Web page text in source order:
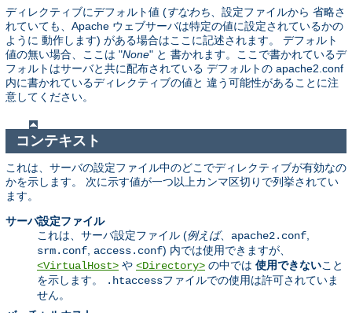
ディレクティブにデフォルト値 (すなわち 、設定ファイルから 省略さ
れていても、Apache ウェブサーバは特定の値に設定されているかの
ように 動作します) がある場合はここに記述されます。 デフォルト
値の無い場合、ここは "None" と 書かれます。ここで書かれているデ
フォルトはサーバと共に配布されている デフォルトの apache2.conf
内に書かれているディレクティブの値と 違う可能性があることに注
意してください。
コンテキスト
これは、サーバの設定ファイル中のどこでディレクティブが有効なの
かを示します。 次に示す値が一つ以上カンマ区切りで列挙されてい
ます。
サーバ設定ファイル
これは、サーバ設定ファイル (例えば、 apache2.conf
srm.conf access.conf) 内では使用できますが、
<VirtualHost> や <Directory> の中では 使用できないこと
を示します。
.htaccessファイルでの使用は許可されていま
せん。